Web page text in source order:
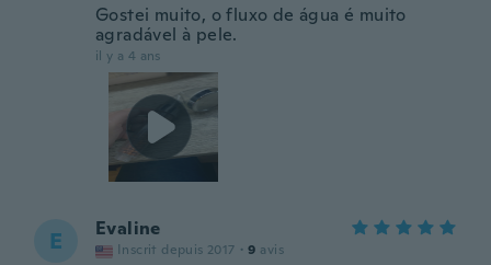
Gostei muito, o fluxo de água é muito
agradável à pele.
il y a 4 ans
E Evaline
Inscrit depuis 2017 · 9 avis